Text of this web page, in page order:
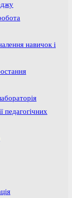
навичок і
педагогічних